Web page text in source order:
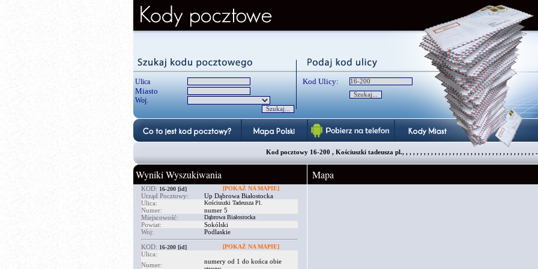
Ulica
Miasto
Woj.
Kod Ulicy:
Kod pocztowy 16-200 , Kościuszki tadeusza pl., , , , , , , , , , , , , , , , , , , , , , , , , , , , , , , , , , , , ,
Wyniki Wyszukiwania
KOD: 16-200 [id] [POKAŻ NA MAPIE]
Urząd Pocztowy:
Up Dąbrowa Białostocka
Ulica:
Kościuszki Tadeusza Pl.
Numer:
numer 5
Miejscowość:
Dąbrowa Białostocka
Powiat:
Sokólski
Woj:
Podlaskie
KOD: 16-200 [id] [POKAŻ NA MAPIE]
Ulica:
Numer:
numery od 1 do końca obie
Mapa